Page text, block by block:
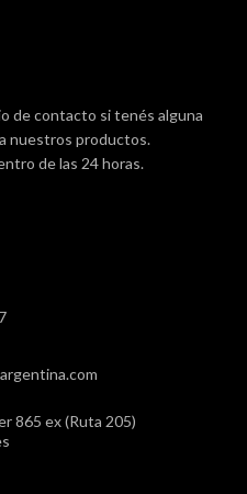
de contacto si tenés alguna
nuestros productos.
de las 24 horas.
865 ex (Ruta 205)